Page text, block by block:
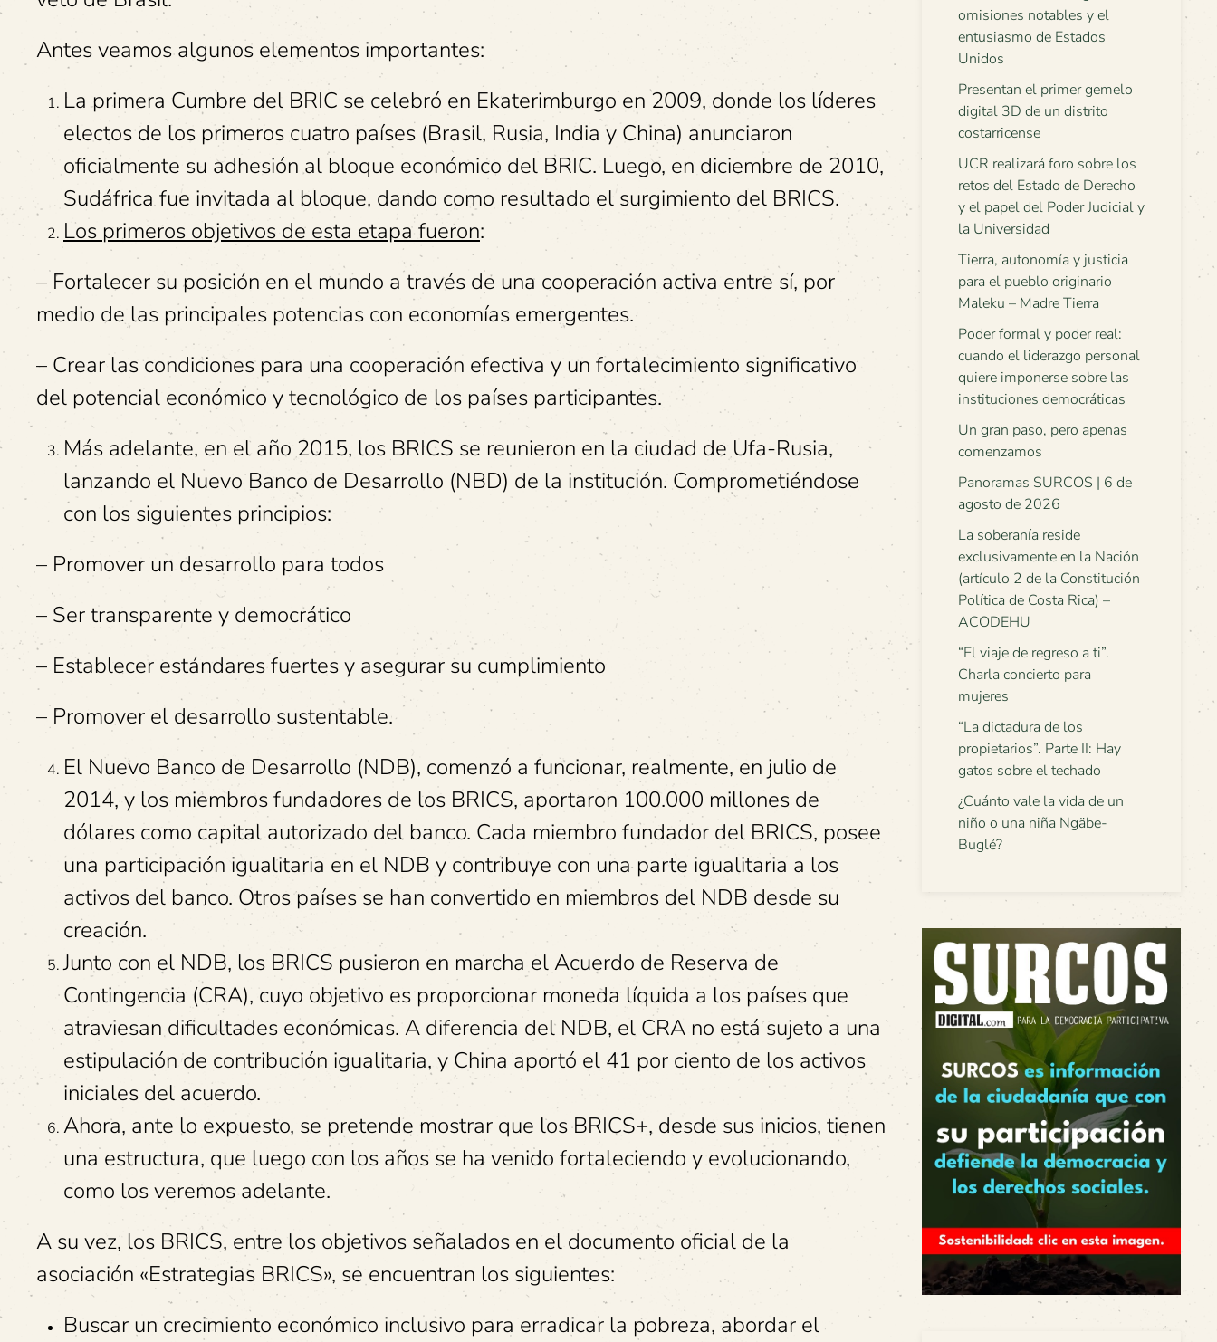
Antes veamos algunos elementos importantes:
La primera Cumbre del BRIC se celebró en Ekaterimburgo en 2009, donde los líderes
electos de los primeros cuatro países (Brasil, Rusia, India y China) anunciaron
oficialmente su adhesión al bloque económico del BRIC. Luego, en diciembre de 2010,
Sudáfrica fue invitada al bloque, dando como resultado el surgimiento del BRICS.
Los primeros objetivos de esta etapa fueron:
– Fortalecer su posición en el mundo a través de una cooperación activa entre sí, por
medio de las principales potencias con economías emergentes.
– Crear las condiciones para una cooperación efectiva y un fortalecimiento significativo
del potencial económico y tecnológico de los países participantes.
Más adelante, en el año 2015, los BRICS se reunieron en la ciudad de Ufa-Rusia,
lanzando el Nuevo Banco de Desarrollo (NBD) de la institución. Comprometiéndose
con los siguientes principios:
– Promover un desarrollo para todos
– Ser transparente y democrático
– Establecer estándares fuertes y asegurar su cumplimiento
– Promover el desarrollo sustentable.
El Nuevo Banco de Desarrollo (NDB), comenzó a funcionar, realmente, en julio de
2014, y los miembros fundadores de los BRICS, aportaron 100.000 millones de
dólares como capital autorizado del banco. Cada miembro fundador del BRICS, posee
una participación igualitaria en el NDB y contribuye con una parte igualitaria a los
activos del banco. Otros países se han convertido en miembros del NDB desde su
creación.
Junto con el NDB, los BRICS pusieron en marcha el Acuerdo de Reserva de
Contingencia (CRA), cuyo objetivo es proporcionar moneda líquida a los países que
atraviesan dificultades económicas. A diferencia del NDB, el CRA no está sujeto a una
estipulación de contribución igualitaria, y China aportó el 41 por ciento de los activos
iniciales del acuerdo.
Ahora, ante lo expuesto, se pretende mostrar que los BRICS+, desde sus inicios, tienen
una estructura, que luego con los años se ha venido fortaleciendo y evolucionando,
como los veremos adelante.
A su vez, los BRICS, entre los objetivos señalados en el documento oficial de la
asociación «Estrategias BRICS», se encuentran los siguientes:
Buscar un crecimiento económico inclusivo para erradicar la pobreza, abordar el
omisiones notables y el
entusiasmo de Estados
Unidos
Presentan el primer gemelo
digital 3D de un distrito
costarricense
UCR realizará foro sobre los
retos del Estado de Derecho
y el papel del Poder Judicial y
la Universidad
Tierra, autonomía y justicia
para el pueblo originario
Maleku – Madre Tierra
Poder formal y poder real:
cuando el liderazgo personal
quiere imponerse sobre las
instituciones democráticas
Un gran paso, pero apenas
comenzamos
Panoramas SURCOS | 6 de
agosto de 2026
La soberanía reside
exclusivamente en la Nación
(artículo 2 de la Constitución
Política de Costa Rica) –
ACODEHU
“El viaje de regreso a ti”.
Charla concierto para
mujeres
“La dictadura de los
propietarios”. Parte II: Hay
gatos sobre el techado
¿Cuánto vale la vida de un
niño o una niña Ngäbe-
Buglé?